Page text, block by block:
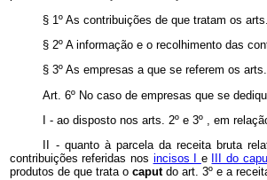
§ 1º As contribuições de que tratam os
§ 2º A informação e o recolhimento das
§ 3º As empresas a que se referem os
Art. 6º No caso de empresas que se
I - ao disposto nos arts. 2º e 3º , em
II - quanto à parcela da receita bruta
contribuições referidas nos incisos I e III do
produtos de que trata o caput do art. 3º e a